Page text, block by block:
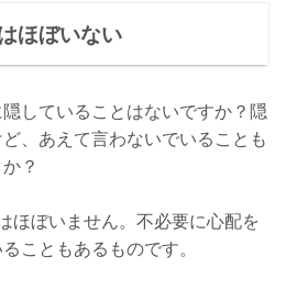
い
思ったから
ほぼいない
していることはないですか？隠
、あえて言わないでいることも
？
ほぼいません。不必要に心配を
こともあるものです。